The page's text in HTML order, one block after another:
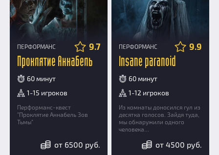
ПЕРФОРМАНС 9.7
Проклятие Аннабель
60 минут
1-15 игроков
Перформанс-квест
"Проклятие Аннабель Зов
Тьмы"
от 6500 руб.
ПЕРФОРМАНС 9.9
Insane paranoid
60 минут
1-12 игроков
Из комнаты доносился гул из
десятка голосов. Зайдя туда,
мы обнаружили одного
человека…
от 4500 руб.